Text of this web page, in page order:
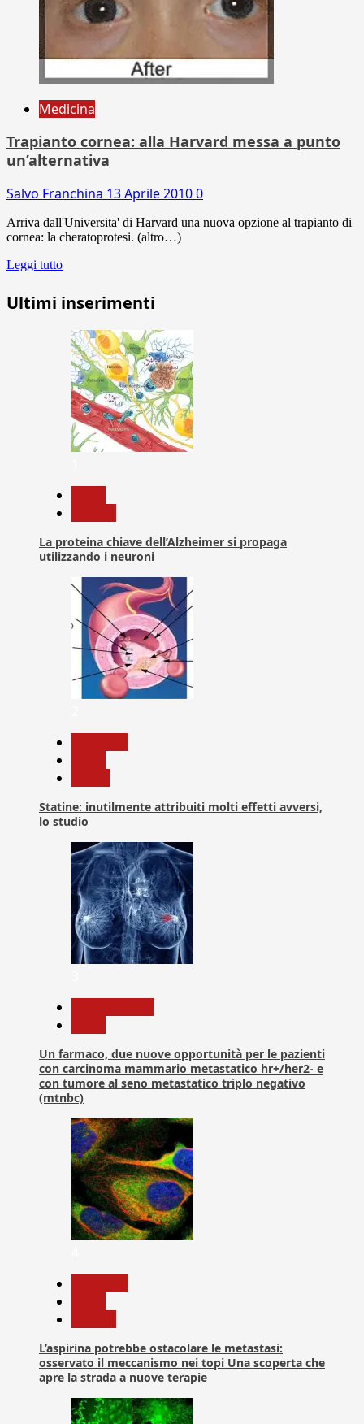
Medicina
Trapianto cornea: alla Harvard messa a punto
un’alternativa
Salvo Franchina 13 Aprile 20100
Arriva dall'Universita' di Harvard una nuova opzione al trapianto di
cornea: la cheratoprotesi. (altro…)
Leggi tutto
Ultimi inserimenti
La proteina chiave dell’Alzheimer si propaga
utilizzando i neuroni
Statine: inutilmente attribuiti molti effetti avversi,
lo studio
Un farmaco, due nuove opportunità per le pazienti
con carcinoma mammario metastatico hr+/her2- e
con tumore al seno metastatico triplo negativo
(mtnbc)
L’aspirina potrebbe ostacolare le metastasi:
osservato il meccanismo nei topi Una scoperta che
apre la strada a nuove terapie